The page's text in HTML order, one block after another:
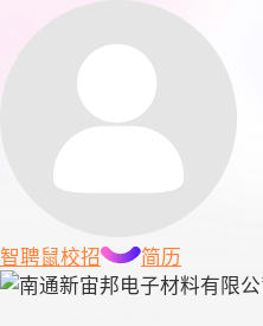
智聘鼠校招 简历